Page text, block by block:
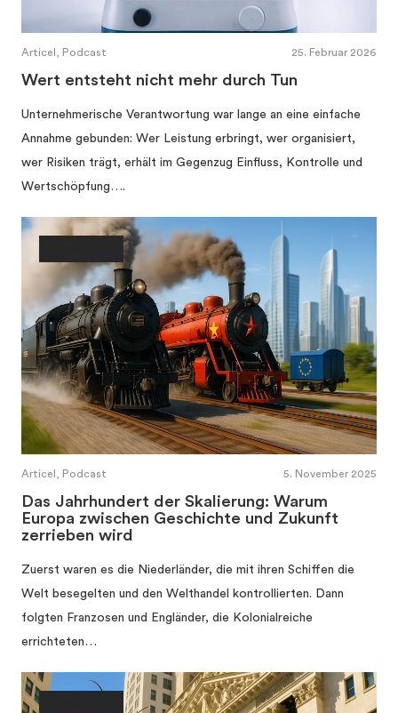
Articel, Podcast 25. Februar 2026
Wert entsteht nicht mehr durch Tun
Unternehmerische Verantwortung war lange an eine einfache
Annahme gebunden: Wer Leistung erbringt, wer organisiert,
wer Risiken trägt, erhält im Gegenzug Einfluss, Kontrolle und
Wertschöpfung….
Articel, Podcast 5. November 2025
Das Jahrhundert der Skalierung: Warum
Europa zwischen Geschichte und Zukunft
zerrieben wird
Zuerst waren es die Niederländer, die mit ihren Schiffen die
Welt besegelten und den Welthandel kontrollierten. Dann
folgten Franzosen und Engländer, die Kolonialreiche
errichteten…